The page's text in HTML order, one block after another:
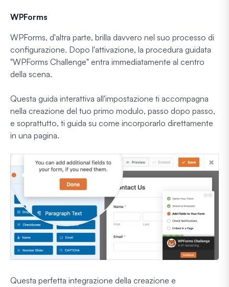
WPForms
WPForms, d'altra parte, brilla davvero nel suo processo di
configurazione. Dopo l'attivazione, la procedura guidata
"WPForms Challenge" entra immediatamente al centro
della scena.
Questa guida interattiva all'impostazione ti accompagna
nella creazione del tuo primo modulo, passo dopo passo,
e soprattutto, ti guida su come incorporarlo direttamente
in una pagina.
Questa perfetta integrazione della creazione e